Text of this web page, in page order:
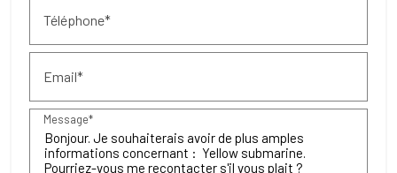
Téléphone*
Email*
Message*